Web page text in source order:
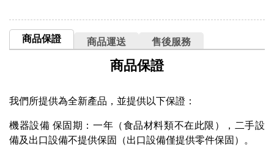
商品保證 商品運送 售後服務
商品保證
我們所提供為全新產品，並提供以下保證：
機器設備 保固期：一年（食品材料類不在此限），二手設
備及出口設備不提供保固（出口設備僅提供零件保固）。